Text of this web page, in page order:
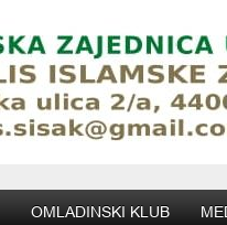
OMLADINSKI KLUB